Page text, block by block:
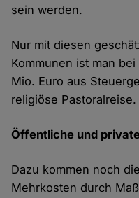
sein werden.
Nur mit diesen
Kommunen ist man
Mio. Euro aus
religiöse Pastoralreise.
Öffentliche und
Dazu kommen noch
Mehrkosten durch